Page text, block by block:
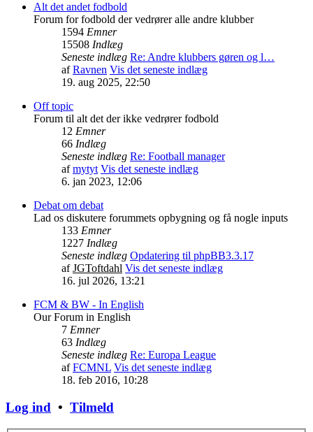
Alt det andet fodbold
Forum for fodbold der vedrører alle andre klubber
1594 Emner
15508 Indlæg
Seneste indlæg Re: Andre klubbers gøren og l…
afRavnen Vis det seneste indlæg
19. aug 2025, 22:50
Off topic
Forum til alt det der ikke vedrører fodbold
12 Emner
66 Indlæg
Seneste indlæg Re: Football manager
afmytyt Vis det seneste indlæg
6. jan 2023, 12:06
Debat om debat
Lad os diskutere forummets opbygning og få nogle inputs
133 Emner
1227 Indlæg
Seneste indlæg Opdatering til phpBB3.3.17
afJGToftdahl Vis det seneste indlæg
16. jul 2026, 13:21
FCM & BW - In English
Our Forum in English
7 Emner
63 Indlæg
Seneste indlæg Re: Europa League
afFCMNL Vis det seneste indlæg
18. feb 2016, 10:28
Log ind • Tilmeld